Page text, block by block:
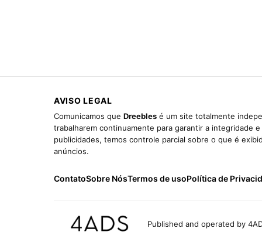
AVISO LEGAL
Comunicamos que Dreebles é um site totalmente
trabalharem continuamente para garantir a integridade
publicidades, temos controle parcial sobre o que é
anúncios.
ContatoSobre NósTermos de usoPolítica de
Published and operated by